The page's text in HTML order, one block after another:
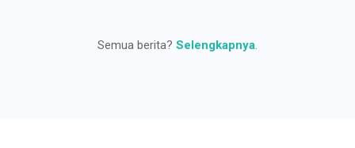
Semua berita? Selengkapnya